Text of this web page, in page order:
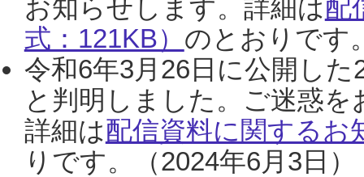
お知らせします。詳細は配
式：121KB） のとおりです
令和6年3月26日に公開し
と判明しました。ご迷惑
詳細は配信資料に関するお
りです。（2024年6月3日）